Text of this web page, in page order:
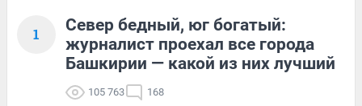
1
Север бедный, юг богатый:
журналист проехал все города
Башкирии — какой из них лучший
105 763 168